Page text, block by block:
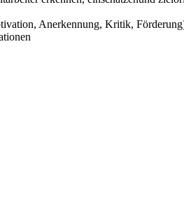
Anerkennung, Kritik,